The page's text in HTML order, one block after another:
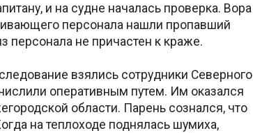
и на судне началась проверка. Вора
персонала нашли пропавший
персонала не причастен к краже.
взялись сотрудники Северного
оперативным путем. Им оказался
области. Парень сознался, что
на теплоходе поднялась шумиха,